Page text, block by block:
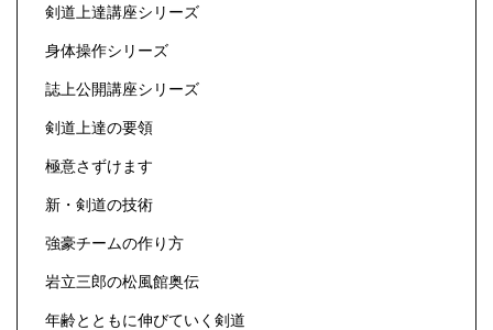
剣道上達講座シリーズ
身体操作シリーズ
誌上公開講座シリーズ
剣道上達の要領
極意さずけます
新・剣道の技術
強豪チームの作り方
岩立三郎の松風館奥伝
年齢とともに伸びていく剣道